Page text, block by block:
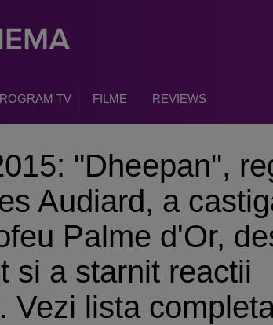
TV FILME REVIEWS
"Dheepan",
Audiard, a
Palme d'Or,
si a starnit reactii
Vezi lista